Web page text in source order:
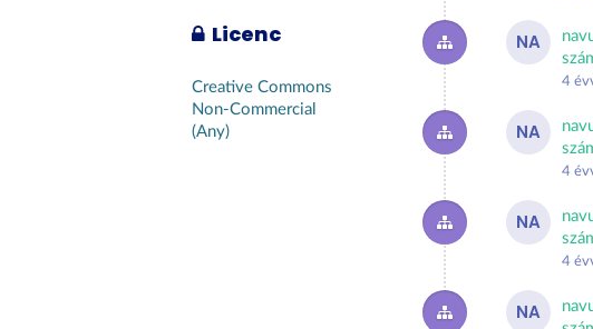
Licenc
Creative Commons
Non-Commercial
(Any)
NA
4
NA
4
NA
4
NA